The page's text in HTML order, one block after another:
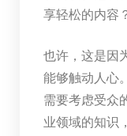
享轻松的内容
也许，这是因
能够触动人心
需要考虑受众
业领域的知识